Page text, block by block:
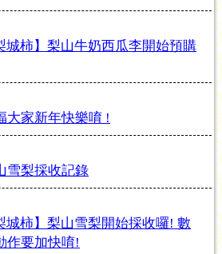
城柿】梨山牛奶西瓜李開始預購
大家新年快樂唷 !
雪梨採收記錄
城柿】梨山雪梨開始採收囉! 數
作要加快唷!